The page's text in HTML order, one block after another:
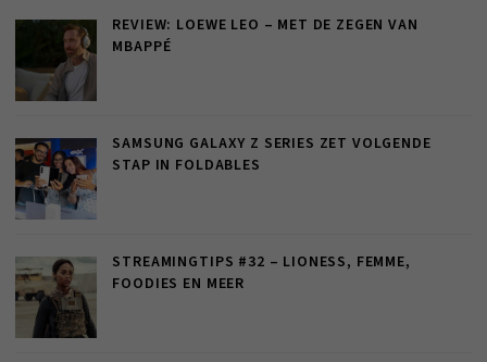
REVIEW: LOEWE LEO – MET DE ZEGEN VAN
MBAPPÉ
SAMSUNG GALAXY Z SERIES ZET VOLGENDE
STAP IN FOLDABLES
STREAMINGTIPS #32 – LIONESS, FEMME,
FOODIES EN MEER